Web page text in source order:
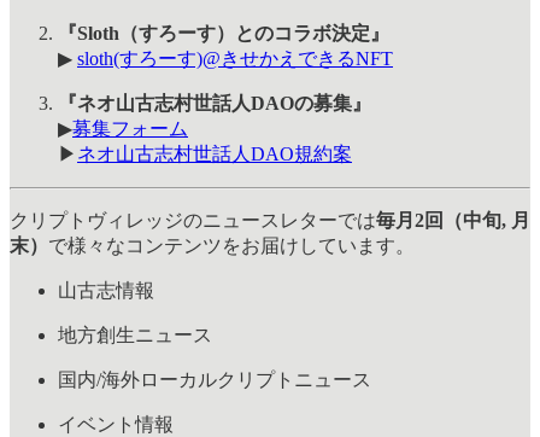
『Sloth（すろーす）とのコラボ決定』
▶ sloth(すろーす)@きせかえできるNFT
『ネオ山古志村世話人DAOの募集』
▶募集フォーム
▶ ネオ山古志村世話人DAO規約案
クリプトヴィレッジのニュースレターでは毎月2回（中旬, 月
末） で様々なコンテンツをお届けしています。
山古志情報
地方創生ニュース
国内/海外ローカルクリプトニュース
イベント情報